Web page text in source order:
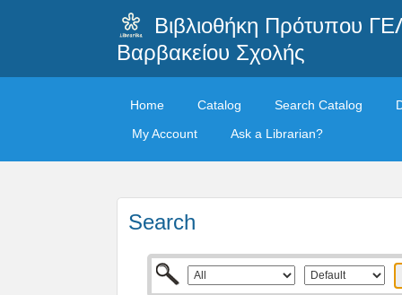
Βιβλιοθήκη Πρότυπου
Βαρβακείου Σχολής
Home Catalog Search Catalog
My Account
Ask a Librarian?
Search